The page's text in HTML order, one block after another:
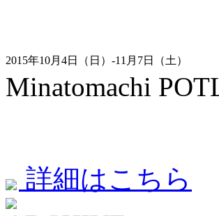
2015年10月4日（日）-11月7日（土）
Minatomachi
詳細はこちら